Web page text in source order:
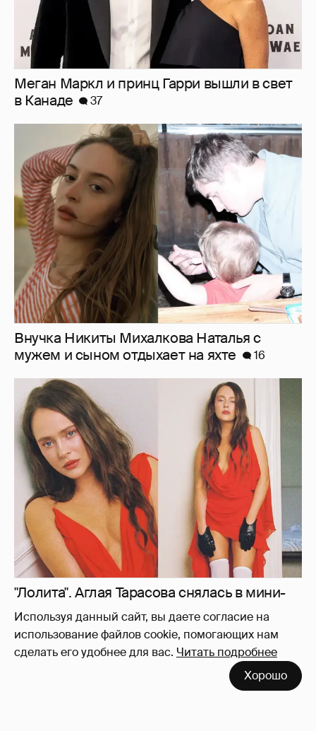
Используя данный сайт, вы даете согласие на
использование файлов cookie, помогающих нам
сделать его удобнее для вас. Читать подробнее
Хорошо
Внучка Никиты Михалкова Наталья с
мужем и сыном отдыхает на яхте
"Лолита". Аглая Тарасова снялась в мини-
платье с декольте и чулках
41
Сиенна Миллер раскрыла пол третьего
ребёнка и показала редкие фото с детьми